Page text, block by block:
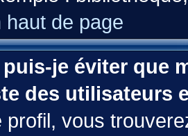
haut de page
je éviter que
des utilisateurs
profil, vous